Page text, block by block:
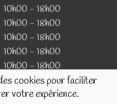
cookies pour faciliter
votre expérience.
10h00 - 18h00
10h00 - 18h00
10h00 - 18h00
10h00 - 18h00
10h00 - 18h00